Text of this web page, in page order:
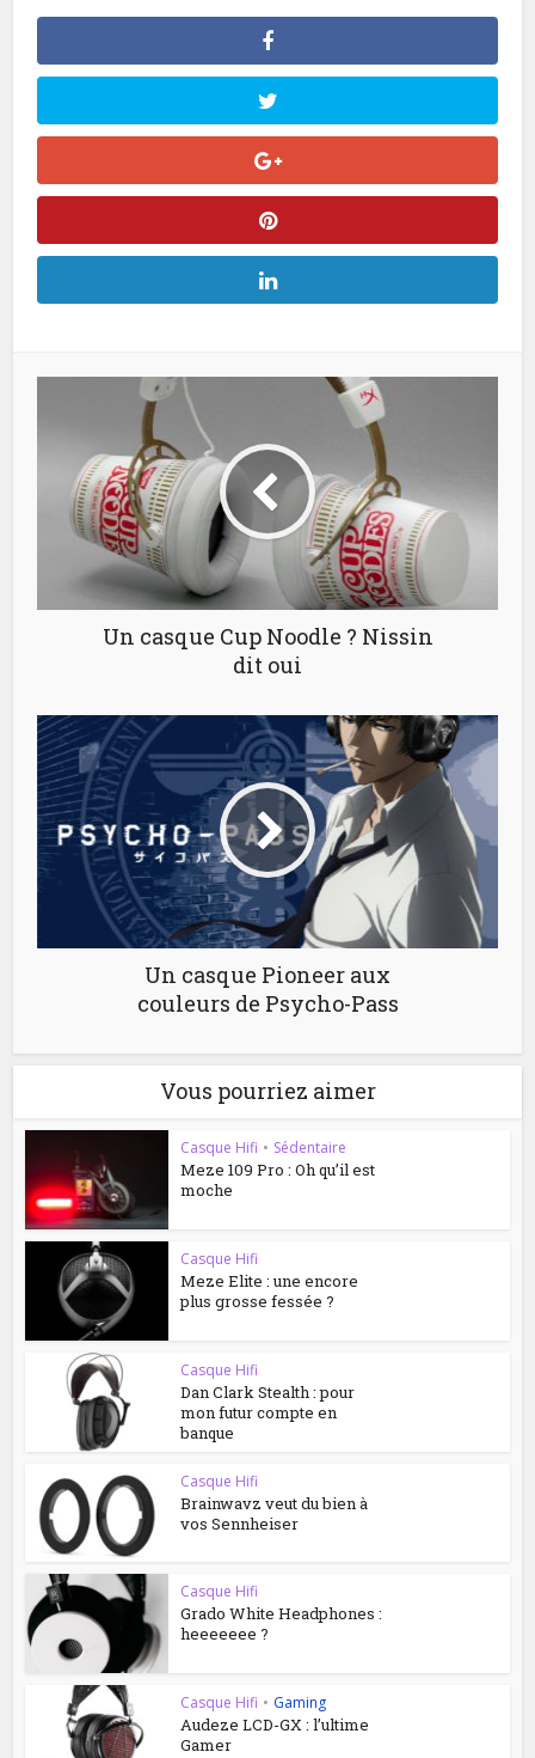
Un casque Cup Noodle ? Nissin
dit oui
Un casque Pioneer aux
couleurs de Psycho-Pass
Vous pourriez aimer
Casque Hifi • Sédentaire
Meze 109 Pro : Oh qu’il est
moche
Casque Hifi
Meze Elite : une encore
plus grosse fessée ?
Casque Hifi
Dan Clark Stealth : pour
mon futur compte en
banque
Casque Hifi
Brainwavz veut du bien à
vos Sennheiser
Casque Hifi
Grado White Headphones :
heeeeeee ?
Casque Hifi • Gaming
Audeze LCD-GX : l’ultime
Gamer